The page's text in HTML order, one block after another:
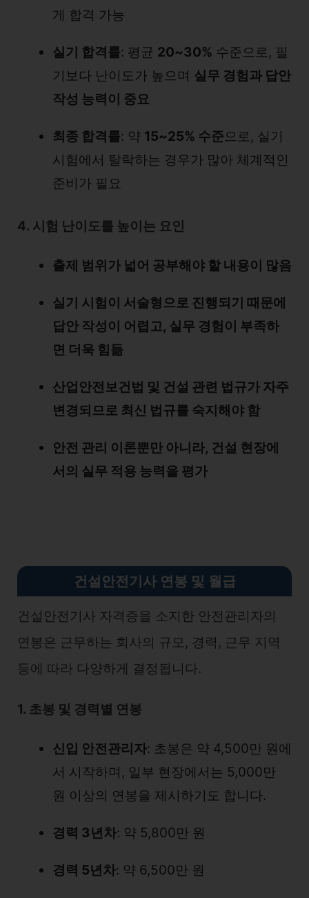
게 합격 가능
실기 합격률: 평균 20~30% 수준으로, 필
기보다 난이도가 높으며 실무 경험과 답안
작성 능력이 중요
최종 합격률: 약 15~25% 수준으로, 실기
시험에서 탈락하는 경우가 많아 체계적인
준비가 필요
4. 시험 난이도를 높이는 요인
출제 범위가 넓어 공부해야 할 내용이 많음
실기 시험이 서술형으로 진행되기 때문에
답안 작성이 어렵고, 실무 경험이 부족하
면 더욱 힘듦
산업안전보건법 및 건설 관련 법규가 자주
변경되므로 최신 법규를 숙지해야 함
안전 관리 이론뿐만 아니라, 건설 현장에
서의 실무 적용 능력을 평가
건설안전기사 연봉 및 월급
건설안전기사 자격증을 소지한 안전관리자의
연봉은 근무하는 회사의 규모, 경력, 근무 지역
등에 따라 다양하게 결정됩니다.
1. 초봉 및 경력별 연봉
신입 안전관리자: 초봉은 약 4,500만 원에
서 시작하며, 일부 현장에서는 5,000만
원 이상의 연봉을 제시하기도 합니다.
경력 3년차: 약 5,800만 원
경력 5년차: 약 6,500만 원